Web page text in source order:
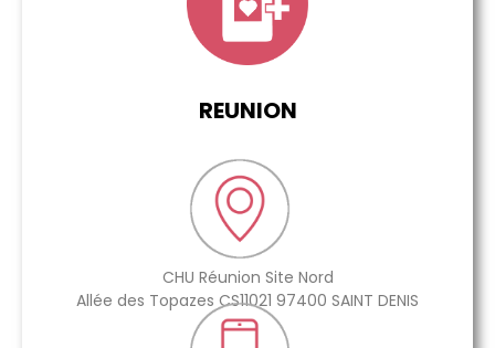
REUNION
CHU Réunion Site Nord
Allée des Topazes CS11021 97400 SAINT DENIS